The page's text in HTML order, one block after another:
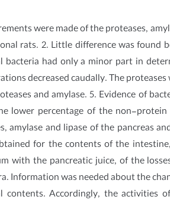
were made of the proteases,
rats. 2. Little difference was found
bacteria had only a minor part in
decreased caudally. The
and amylase. 5. Evidence of
lower percentage of the non-
amylase and lipase of the pancreas
for the contents of the
with the pancreatic juice, of the
Information was needed about the
contents. Accordingly, the activities